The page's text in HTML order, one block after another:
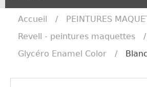
Accueil / PEINTURES
Revell - peintures maquettes
/
Glycéro Enamel Color
/